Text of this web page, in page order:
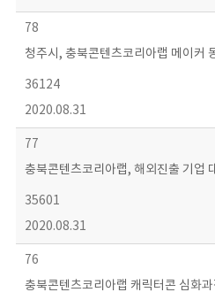
78
청주시, 충북콘텐츠코리아랩 메이커
36124
2020.08.31
77
충북콘텐츠코리아랩, 해외진출 기업
35601
2020.08.31
76
충북콘텐츠코리아랩 캐릭터콘 심화